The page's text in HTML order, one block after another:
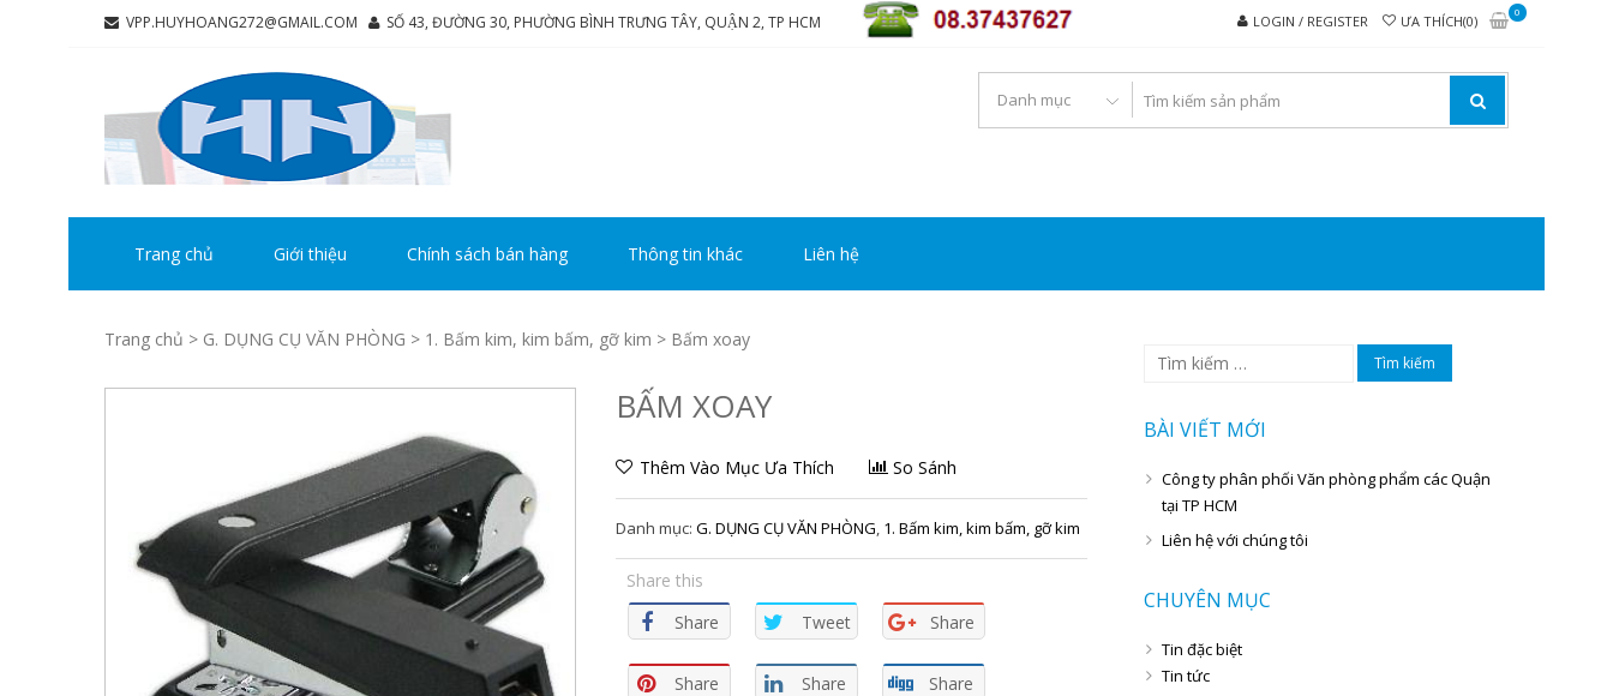
Skip
Skip
VPP.HUYHOANG272@GMAIL.COM SỐ 43, ĐƯỜNG 30, PHƯỜNG BÌNH TRƯNG TÂY, QUẬN 2, TP HCM LOGIN / REGISTER ƯA THÍCH(0)
0
Trang chủ Giới thiệu Chính sách bán hàng Thông tin khác Liên hệ
Trang chủ > G. DỤNG CỤ VĂN PHÒNG > 1. Bấm kim, kim bấm, gỡ kim > Bấm xoay
BẤM XOAY
Thêm Vào Mục Ưa Thích So Sánh
Danh mục: G. DỤNG CỤ VĂN PHÒNG, 1. Bấm kim, kim bấm, gỡ kim
Share this
Share
Tweet Share
Share Share Share
Tìm
kiếm
BÀI VIẾT MỚI
Công ty phân phối Văn phòng phẩm các Quận
tại TP HCM
Liên hệ với chúng tôi
CHUYÊN MỤC
Tin đặc biệt
Tin tức